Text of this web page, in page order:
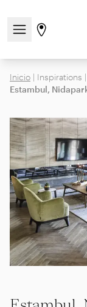
Abre/cierra el
Ir a la
Inicio | Inspirations |
Estambul,